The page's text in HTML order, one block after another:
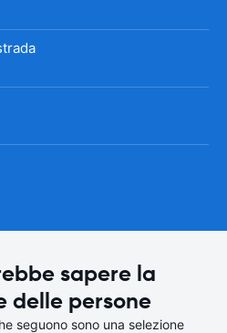
sapere la
delle persone
seguono sono una selezione